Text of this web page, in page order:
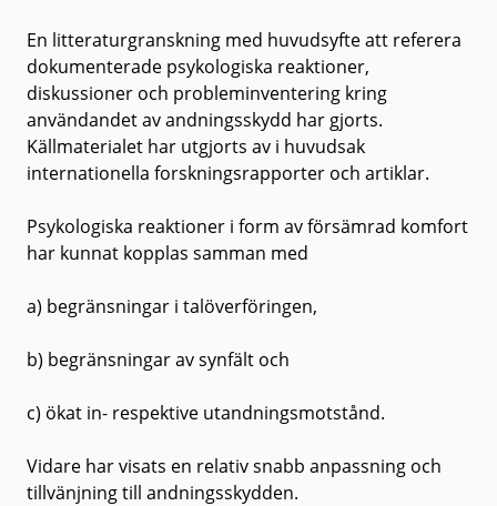
En litteraturgranskning med huvudsyfte att referera
dokumenterade psykologiska reaktioner,
diskussioner och probleminventering kring
användandet av andningsskydd har gjorts.
Källmaterialet har utgjorts av i huvudsak
internationella forskningsrapporter och artiklar.
Psykologiska reaktioner i form av försämrad komfort
har kunnat kopplas samman med
a) begränsningar i talöverföringen,
b) begränsningar av synfält och
c) ökat in- respektive utandningsmotstånd.
Vidare har visats en relativ snabb anpassning och
tillvänjning till andningsskydden.